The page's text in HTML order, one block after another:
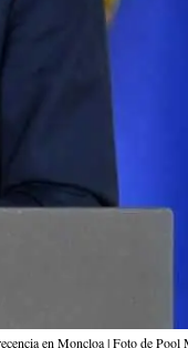
en Moncloa | Foto de